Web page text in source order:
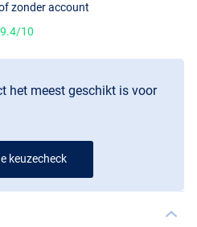
zonder account
9.4/10
het meest geschikt is voor
keuzecheck